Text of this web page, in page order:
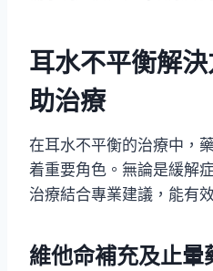
耳水不平衡解
助治療
在耳水不平衡的治療中，
着重要角色。無論是緩解
治療結合專業建議，能有
維他命補充及止暈